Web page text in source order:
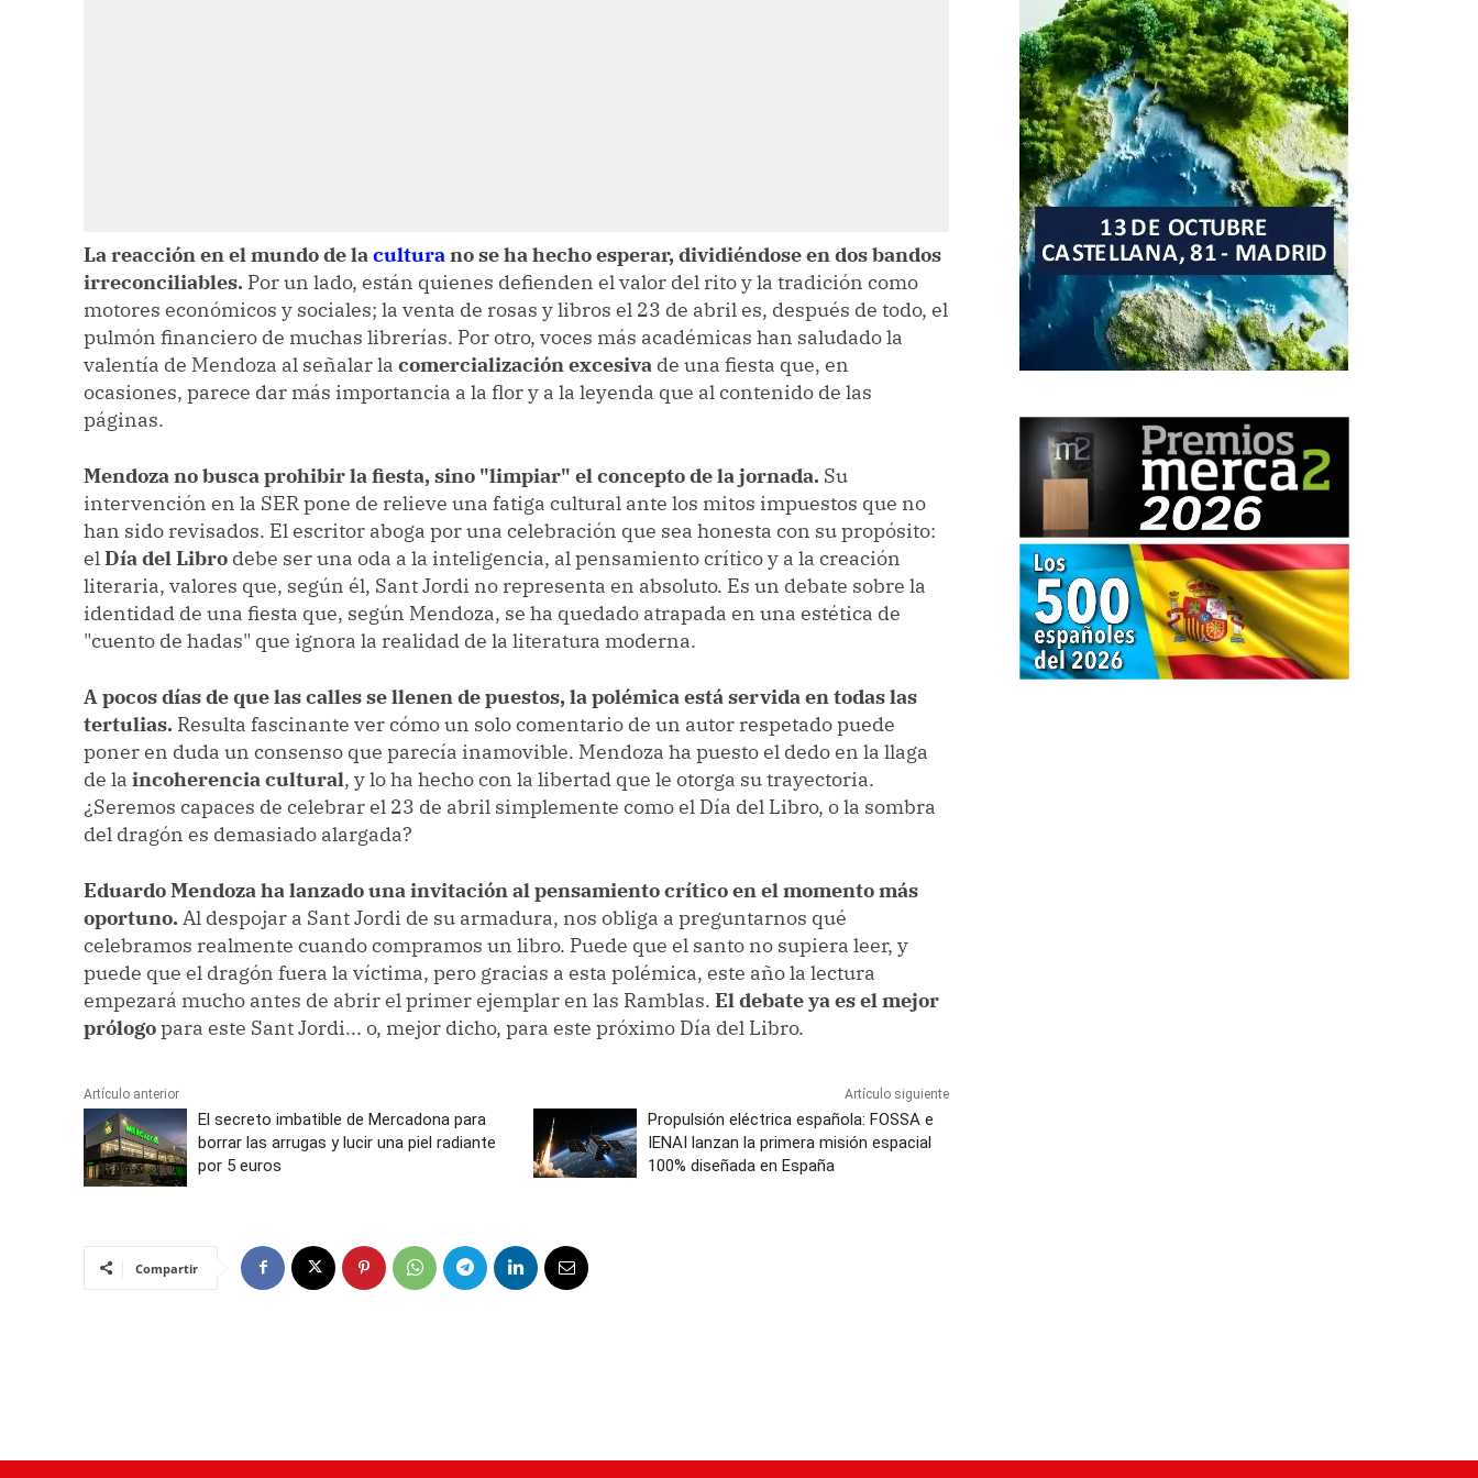
La reacción en el mundo de laculturano se ha hecho esperar, dividiéndose en dos bandos
irreconciliables. Por un lado, están quienes defienden el valor del rito y la tradición como
motores económicos y sociales; la venta de rosas y libros el 23 de abril es, después de todo, el
pulmón financiero de muchas librerías. Por otro, voces más académicas han saludado la
valentía de Mendoza al señalar la comercialización excesiva de una fiesta que, en
ocasiones, parece dar más importancia a la flor y a la leyenda que al contenido de las
páginas.
Mendoza no busca prohibir la fiesta, sino "limpiar" el concepto de la jornada. Su
intervención en la SER pone de relieve una fatiga cultural ante los mitos impuestos que no
han sido revisados. El escritor aboga por una celebración que sea honesta con su propósito:
elDía del Libro debe ser una oda a la inteligencia, al pensamiento crítico y a la creación
literaria, valores que, según él, Sant Jordi no representa en absoluto. Es un debate sobre la
identidad de una fiesta que, según Mendoza, se ha quedado atrapada en una estética de
"cuento de hadas" que ignora la realidad de la literatura moderna.
A pocos días de que las calles se llenen de puestos, la polémica está servida en todas las
tertulias. Resulta fascinante ver cómo un solo comentario de un autor respetado puede
poner en duda un consenso que parecía inamovible. Mendoza ha puesto el dedo en la llaga
de la incoherencia cultural, y lo ha hecho con la libertad que le otorga su trayectoria.
¿Seremos capaces de celebrar el 23 de abril simplemente como el Día del Libro, o la sombra
del dragón es demasiado alargada?
Eduardo Mendoza ha lanzado una invitación al pensamiento crítico en el momento más
oportuno. Al despojar a Sant Jordi de su armadura, nos obliga a preguntarnos qué
celebramos realmente cuando compramos un libro. Puede que el santo no supiera leer, y
puede que el dragón fuera la víctima, pero gracias a esta polémica, este año la lectura
empezará mucho antes de abrir el primer ejemplar en las Ramblas. El debate ya es el mejor
prólogopara este Sant Jordi... o, mejor dicho, para este próximo Día del Libro.
Artículo anterior
El secreto imbatible de Mercadona para
borrar las arrugas y lucir una piel radiante
por 5 euros
Artículo siguiente
Propulsión eléctrica española: FOSSA e
IENAI lanzan la primera misión espacial
100% diseñada en España
Compartir